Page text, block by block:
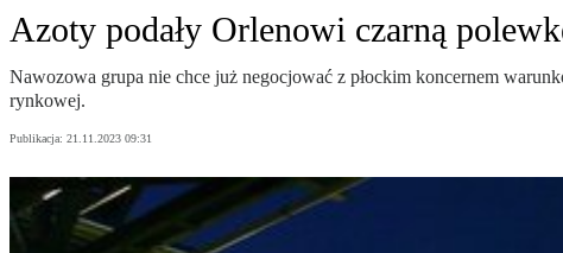
Azoty podały Orlenowi czarną
Nawozowa grupa nie chce już negocjować z płockim koncernem
rynkowej.
Publikacja: 21.11.2023 09:31